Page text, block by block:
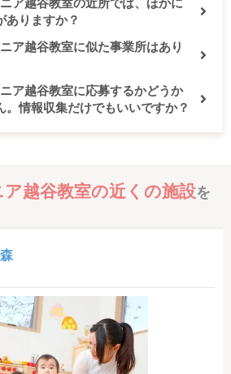
ありますか？
ア越谷教室に似た事業所はあり
ア越谷教室に応募するかどうか
。情報収集だけでもいいですか？
越谷教室の近くの施設を